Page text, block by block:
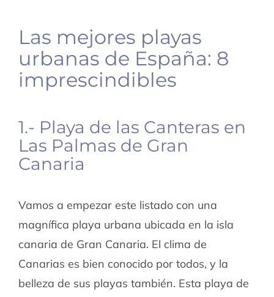
Las mejores playas
urbanas de España: 8
imprescindibles
1.- Playa de las Canteras en
Las Palmas de Gran
Canaria
Vamos a empezar este listado con una
magnífica playa urbana ubicada en la isla
canaria de Gran Canaria. El clima de
Canarias es bien conocido por todos, y la
belleza de sus playas también. Esta playa de